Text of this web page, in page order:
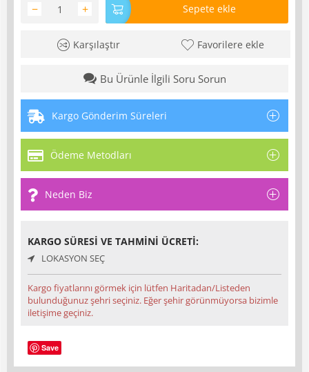
+
− Sepete ekle
Karşılaştır Favorilere ekle
Bu Ürünle İlgili Soru Sorun
Kargo Gönderim Süreleri
Ödeme Metodları
Neden Biz
KARGO SÜRESI VE TAHMINI ÜCRETI:
LOKASYON SEÇ
Kargo fiyatlarını görmek için lütfen Haritadan/Listeden
bulunduğunuz şehri seçiniz. Eğer şehir görünmüyorsa bizimle
iletişime geçiniz.
Save